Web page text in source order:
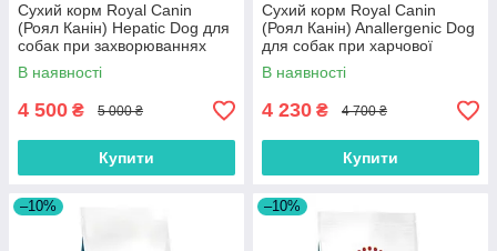
Сухий корм Royal Canin
(Роял Канін) Hepatic Dog для
собак при захворюваннях
печінки 12 кг
В наявності
4 500 ₴ 5 000 ₴
Купити
Сухий корм Royal Canin
(Роял Канін) Anallergenic Dog
для собак при харчової
алергії 8 кг
В наявності
4 230 ₴ 4 700 ₴
Купити
–10% –10%